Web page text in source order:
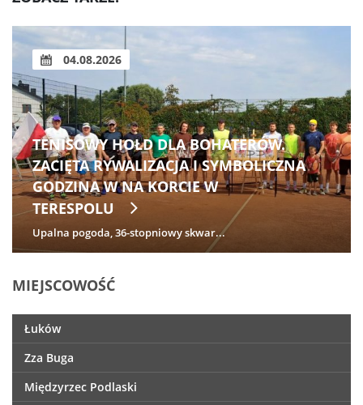
04.08.2026
TENISOWY HOŁD DLA BOHATERÓW.
ZACIĘTA RYWALIZACJA I SYMBOLICZNA
GODZINA W NA KORCIE W
TERESPOLU
Upalna pogoda, 36-stopniowy skwar...
MIEJSCOWOŚĆ
Łuków
Zza Buga
Międzyrzec Podlaski